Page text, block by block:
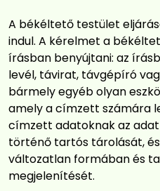
A békéltető testület
indul. A kérelmet a
írásban benyújtani: az
levél, távirat, távgépíró
bármely egyéb olyan
amely a címzett számára
címzett adatoknak az
történő tartós tárolását,
változatlan formában és
megjelenítését.